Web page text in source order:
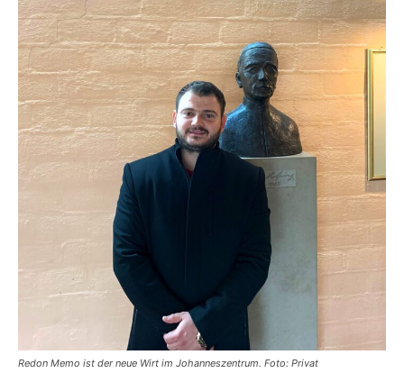
Redon Memo ist der neue Wirt im Johanneszentrum. Foto: Privat